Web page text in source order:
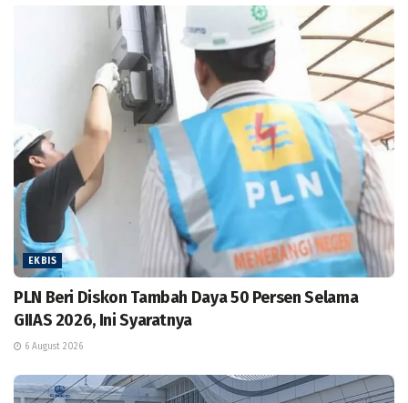
EKBIS
PLN Beri Diskon Tambah Daya 50 Persen Selama
GIIAS 2026, Ini Syaratnya
6 August 2026